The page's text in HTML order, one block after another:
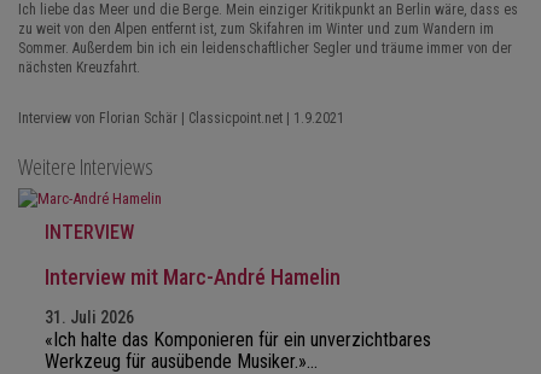
Ich liebe das Meer und die Berge. Mein einziger Kritikpunkt an Berlin wäre, dass es
zu weit von den Alpen entfernt ist, zum Skifahren im Winter und zum Wandern im
Sommer. Außerdem bin ich ein leidenschaftlicher Segler und träume immer von der
nächsten Kreuzfahrt.
Interview von Florian Schär | Classicpoint.net | 1.9.2021
Weitere Interviews
INTERVIEW
Interview mit Marc-André Hamelin
31. Juli 2026
«Ich halte das Komponieren für ein unverzichtbares
Werkzeug für ausübende Musiker.»…